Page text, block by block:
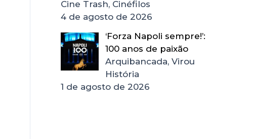
Cine Trash, Cinéfilos
4 de agosto de 2026
‘Forza Napoli sempre!’:
100 anos de paixão
Arquibancada, Virou
História
1 de agosto de 2026